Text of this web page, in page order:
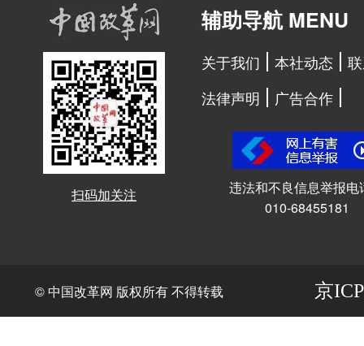
扫码加关注
辅助导航 MENU
关于我们 本社动态
法律声明
广告合作
违法和不良信息举报电
010-68455181
© 中国改革网 版权所有 不得转载 京